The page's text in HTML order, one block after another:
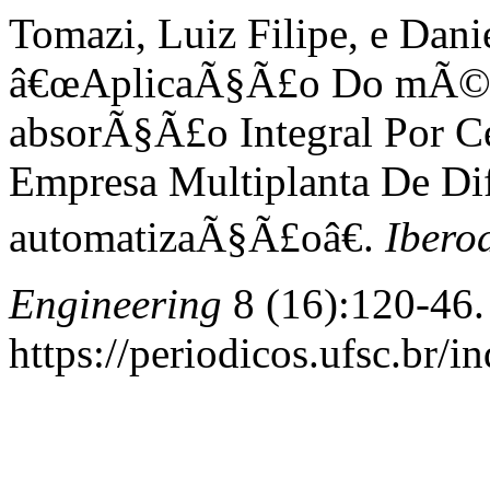
Tomazi, Luiz Filipe, e
â€œAplicaÃ§Ã£o Do
absorÃ§Ã£o Integral Por
Empresa Multiplanta De
automatizaÃ§Ã£oâ€.
Engineering 8 (16):120-46.
https://periodicos.ufsc.br/